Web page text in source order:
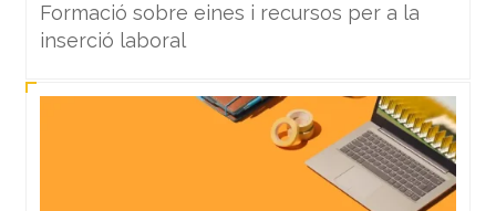
Formació sobre eines i recursos per a la
inserció laboral